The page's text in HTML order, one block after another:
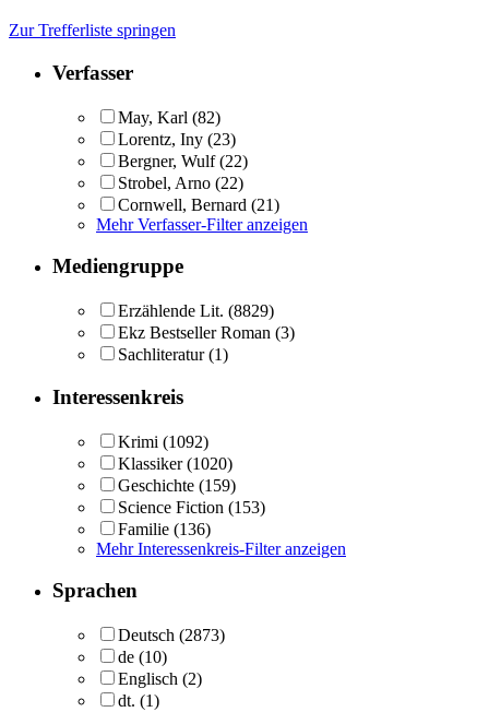
Zur Trefferliste springen
Verfasser
May, Karl (82)
Lorentz, Iny (23)
Bergner, Wulf(22)
Strobel, Arno (22)
Cornwell, Bernard (21)
Mehr Verfasser-Filter anzeigen
Mediengruppe
Erzählende Lit. (8829)
Ekz Bestseller Roman (3)
Sachliteratur (1)
Interessenkreis
Krimi (1092)
Klassiker (1020)
Geschichte (159)
Science Fiction (153)
Familie (136)
Mehr Interessenkreis-Filter anzeigen
Sprachen
Deutsch (2873)
de (10)
Englisch (2)
dt. (1)